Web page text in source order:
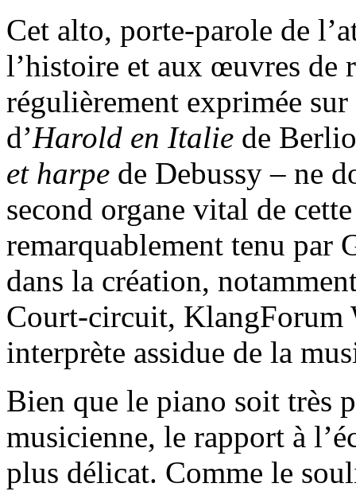
Cet alto, porte-parole de
l’histoire et aux œuvres de
régulièrement exprimée
d’Harold en Italie de
et harpe de Debussy – ne
second organe vital de
remarquablement tenu par
dans la création,
Court-circuit, KlangForum
interprète assidue de la
Bien que le piano soit très
musicienne, le rapport à
plus délicat. Comme le